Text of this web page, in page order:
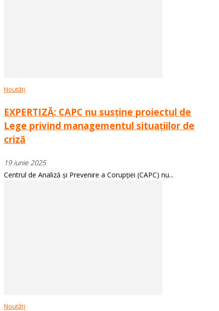
Noutăți
EXPERTIZĂ: CAPC nu susține proiectul de
Lege privind managementul situațiilor de
criză
19 iunie 2025
Centrul de Analiză și Prevenire a Corupției (CAPC) nu...
Noutăți